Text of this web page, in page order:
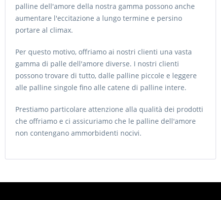
palline dell'amore della nostra gamma possono anche
aumentare l'eccitazione a lungo termine e persino
portare al climax.
Per questo motivo, offriamo ai nostri clienti una vasta
gamma di palle dell'amore diverse. I nostri clienti
possono trovare di tutto, dalle palline piccole e leggere
alle palline singole fino alle catene di palline intere.
Prestiamo particolare attenzione alla qualità dei prodotti
che offriamo e ci assicuriamo che le palline dell'amore
non contengano ammorbidenti nocivi.